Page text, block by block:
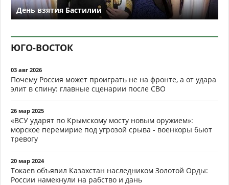
День взятия Бастилии
ЮГО-ВОСТОК
03 авг 2026
Почему Россия может проиграть не на фронте, а от удара
элит в спину: главные сценарии после СВО
26 мар 2025
«ВСУ ударят по Крымскому мосту новым оружием»:
морское перемирие под угрозой срыва - военкоры бьют
тревогу
20 мар 2024
Токаев объявил Казахстан наследником Золотой Орды:
России намекнули на рабство и дань